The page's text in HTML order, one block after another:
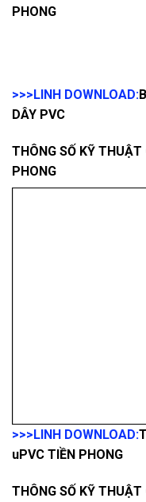
PHONG
>>>LINH DOWNLOAD:
DÂY PVC
THÔNG SỐ KỸ
PHONG
>>>LINH DOWNLOAD:
uPVC TIỀN PHONG
THÔNG SỐ KỸ THUẬT